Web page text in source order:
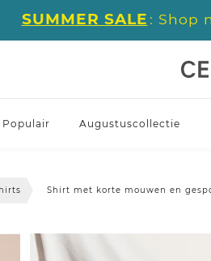
SUMMER SALE : Shop
Populair Augustuscollectie
Shirt met korte mouwen en